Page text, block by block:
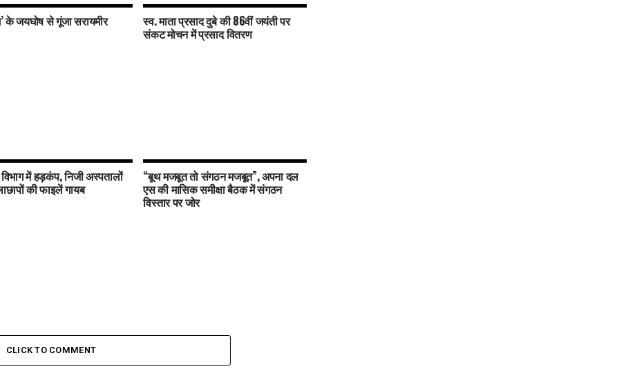
के जयघोष से गूंजा सरायमीर स्व. माता प्रसाद दुबे की 86वीं जयंती पर
संकट मोचन में प्रसाद वितरण
में हड़कंप, निजी अस्पतालों
की फाइलें गायब
“बूथ मजबूत तो संगठन मजबूत”, अपना दल
एस की मासिक समीक्षा बैठक में संगठन
विस्तार पर जोर
CLICK TO COMMENT